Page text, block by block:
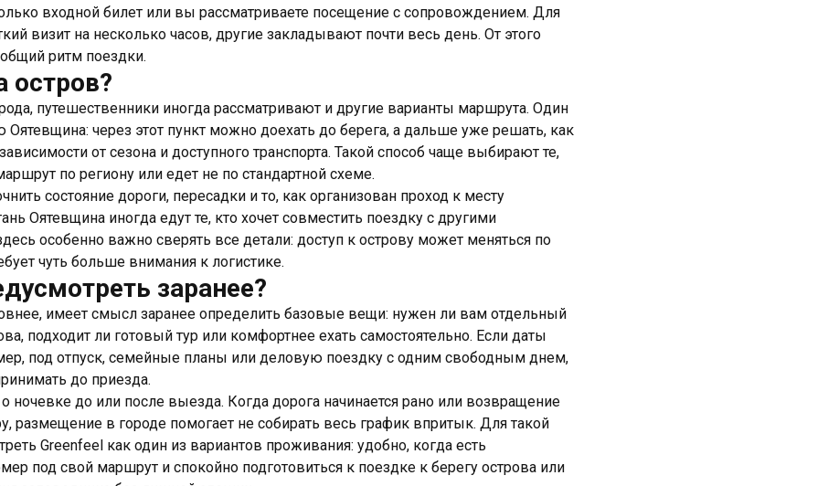
входной билет или вы рассматриваете посещение с сопровождением. Для
визит на несколько часов, другие закладывают почти весь день. От этого
общий ритм поездки.
остров?
путешественники иногда рассматривают и другие варианты маршрута. Один
Оятевщина: через этот пункт можно доехать до берега, а дальше уже решать, как
от сезона и доступного транспорта. Такой способ чаще выбирают те,
по региону или едет не по стандартной схеме.
состояние дороги, пересадки и то, как организован проход к месту
Оятевщина иногда едут те, кто хочет совместить поездку с другими
особенно важно сверять все детали: доступ к острову может меняться по
чуть больше внимания к логистике.
заранее?
имеет смысл заранее определить базовые вещи: нужен ли вам отдельный
подходит ли готовый тур или комфортнее ехать самостоятельно. Если даты
под отпуск, семейные планы или деловую поездку с одним свободным днем,
до приезда.
ночевке до или после выезда. Когда дорога начинается рано или возвращение
размещение в городе помогает не собирать весь график впритык. Для такой
Greenfeel как один из вариантов проживания: удобно, когда есть
под свой маршрут и спокойно подготовиться к поездке к берегу острова или